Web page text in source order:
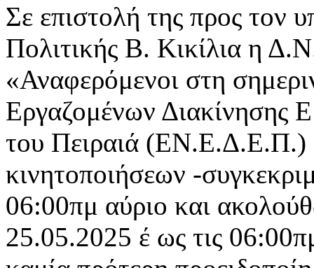
Σε επιστολή της προς τον
Πολιτικής Β. Κικίλια η
«Αναφερόμενοι στη
Εργαζομένων Διακίνησης
του Πειραιά (ΕΝ.Ε.Δ.Ε.Π.)
κινητοποιήσεων -
06:00πμ αύριο και
25.05.2025 έ ως τις